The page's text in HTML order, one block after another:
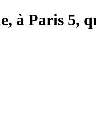
à Paris 5,